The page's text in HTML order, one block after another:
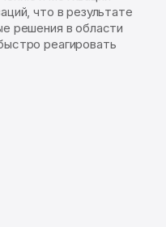
что в результате
решения в области
реагировать